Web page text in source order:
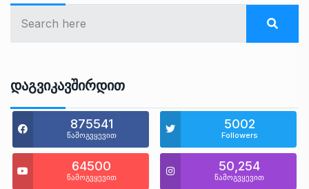
Დაგვიკავშირდით
875541
წამოგვყევით
5002
Followers
64500
წამოგვყევით
50,254
წამოგვყევით